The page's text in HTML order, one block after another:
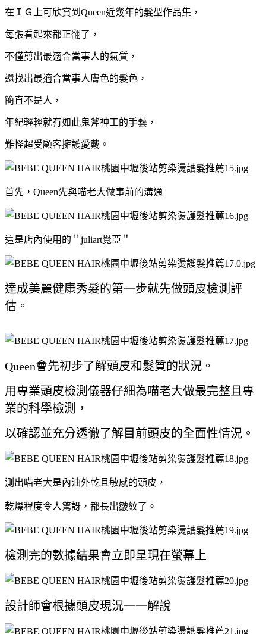
在ＩＧ上可欣賞到Queen近幾年的髮型作品集，
每張看起來都正翻了，
不僅剪出最適合當事人的氣質，
還找出最適合當事人膚色的髮色，
簡直不是人，
年紀輕輕就有如此鬼斧神工的手藝，
難怪超受顧客擁護愛戴 。
首先，Queen先與喵老大做事前的溝通
這是店內使用的＂juliart覺亞＂
達成美麗健康秀髮的第一步就先做頭皮檢測評
估。
Queen會先初步了解頭皮和髮質的狀況。
用專業頭皮檢測儀器仔細為喵老大做最完整且專
業的科學檢測，
以確認並充分透徹了解目前頭皮的全面性情況。
測出喵老大是內油外乾且敏感的頭皮，
乾燥程度令人驚訝，都長出皺紋了。
檢測完的數據結果會立即呈現在螢幕上
設計師會根據頭皮現況一一解說